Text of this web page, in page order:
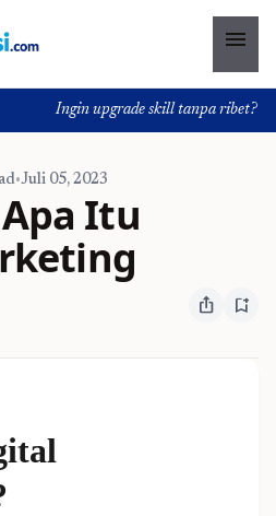
menu
Ingin upgrade skill tanpa ribet?
•Juli 05, 2023
Itu
ios_share bookmark_add